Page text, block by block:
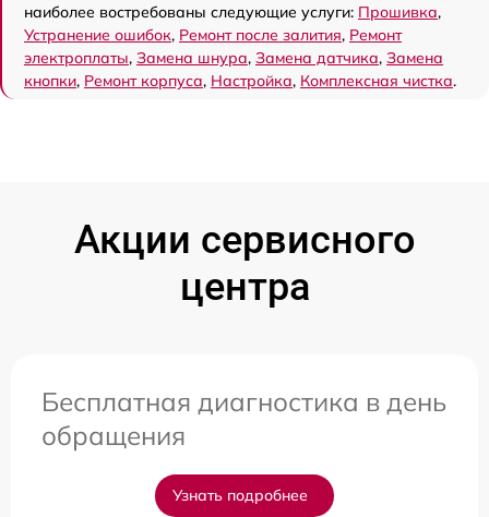
наиболее востребованы следующие услуги: Прошивка,
Устранение ошибок, Ремонт после залития, Ремонт
электроплаты, Замена шнура, Замена датчика, Замена
кнопки, Ремонт корпуса, Настройка, Комплексная чистка.
Акции сервисного
центра
Бесплатная диагностика в день
обращения
Узнать подробнее